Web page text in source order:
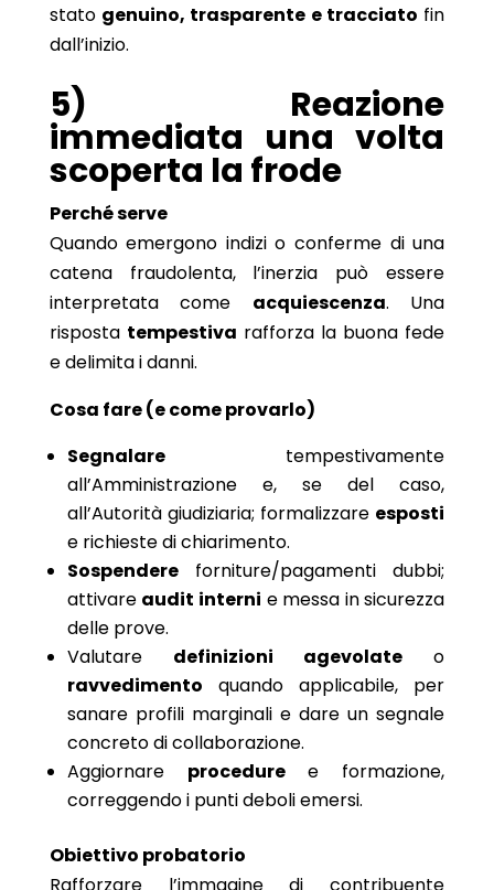
stato genuino, trasparente e tracciato fin
dall’inizio.
5) Reazione
immediata una volta
scoperta la frode
Perché serve
Quando emergono indizi o conferme di una
catena fraudolenta, l’inerzia può essere
interpretata come acquiescenza. Una
risposta tempestiva rafforza la buona fede
e delimita i danni.
Cosa fare (e come provarlo)
Segnalaretempestivamente
all’Amministrazione e, se del caso,
all’Autorità giudiziaria; formalizzare esposti
e richieste di chiarimento.
Sospendereforniture/pagamenti dubbi;
attivare audit interni e messa in sicurezza
delle prove.
Valutare definizioni agevolate o
ravvedimento quando applicabile, per
sanare profili marginali e dare un segnale
concreto di collaborazione.
Aggiornare proceduree formazione,
correggendo i punti deboli emersi.
Obiettivo probatorio
Rafforzare l’immagine di contribuente